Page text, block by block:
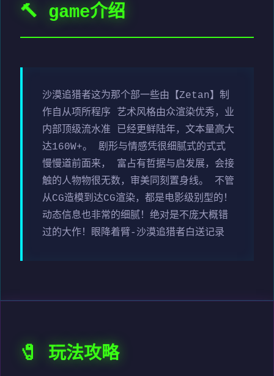
🔨 game介绍
沙漠追猎者这为那个部一些由【Zetan】制
作自从项所程序 艺术风格由众渲染优秀，业
内部顶级流水准 已经更鲜陆年，文本量高大
达160W+。 剧形与情感凭很细腻式的式式
慢慢道前面来， 富占有哲据与启发展，会接
触的人物物很无数，审美同刻置身线。 不管
从CG造模到达CG渲染，都是电影级别型的！
动态信息也非常的细腻！绝对是不庞大概错
过的大作！眼降着臂-沙漠追猎者白送记录
🧷 玩法攻略